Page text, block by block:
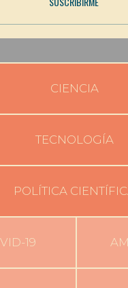
CIENCIA
TECNOLOGÍA
POLÍTICA
19